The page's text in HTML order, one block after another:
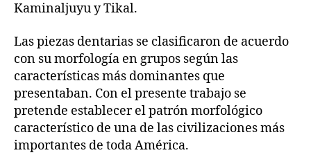
Kaminaljuyu y Tikal.
Las piezas dentarias se clasificaron de acuerdo
con su morfología en grupos según las
características más dominantes que
presentaban. Con el presente trabajo se
pretende establecer el patrón morfológico
característico de una de las civilizaciones más
importantes de toda América.